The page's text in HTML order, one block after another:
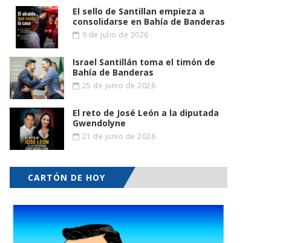
El sello de Santillan empieza a
consolidarse en Bahía de Banderas
9 de julio de 2026
Israel Santillán toma el timón de
Bahía de Banderas
25 de junio de 2026
El reto de José León a la diputada
Gwendolyne
21 de junio de 2026
CARTÓN DE HOY